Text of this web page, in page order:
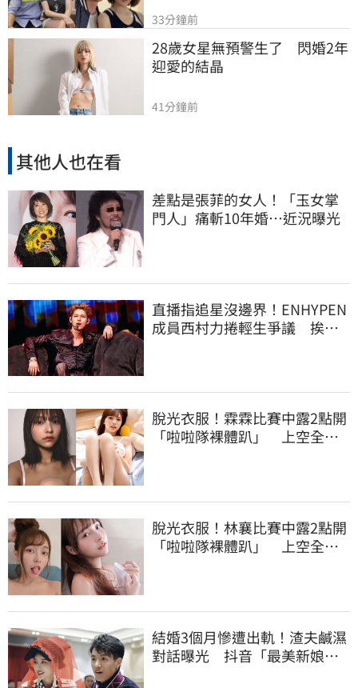
33分鐘前
28歲女星無預警生了　閃婚2年
迎愛的結晶
41分鐘前
其他人也在看
差點是張菲的女人！「玉女掌
門人」痛斬10年婚…近況曝光
直播指追星沒邊界！ENHYPEN
成員西村力捲輕生爭議 挨
脫光衣服！霖霖比賽中露2點開
「啦啦隊裸體趴」 上空全裸
脫光衣服！林襄比賽中露2點開
「啦啦隊裸體趴」 上空全裸
結婚3個月慘遭出軌！渣夫鹹濕
對話曝光 抖音「最美新娘」